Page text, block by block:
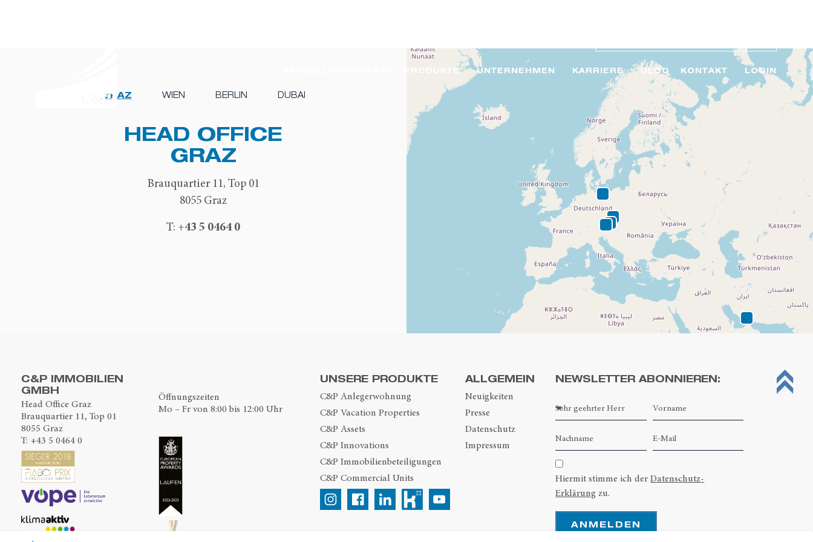
PRODUKTE UNTERNEHMEN KARRIERE BLOG KONTAKT LOGIN
GRAZ WIEN BERLIN DUBAI
HEAD OFFICE
GRAZ
Brauquartier 11, Top 01
8055 Graz
T: +43 5 0464 0
C&P IMMOBILIEN
GMBH
Head Office Graz
Brauquartier 11, Top 01
8055 Graz
T: +43 5 0464 0
Öffnungszeiten
Mo – Fr von 8:00 bis 12:00 Uhr
UNSERE PRODUKTE
C&P Anlegerwohnung
C&P Vacation Properties
C&P Assets
C&P Innovations
C&P Immobilienbeteiligungen
C&P Commercial Units
ALLGEMEIN
Neuigkeiten
Presse
Datenschutz
Impressum
NEWSLETTER ABONNIEREN:
Hiermit stimme ich derDatenschutz-
Erklärung zu.
ANMELDEN